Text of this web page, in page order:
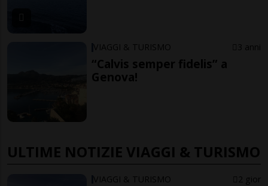
VIAGGI & TURISMO 3 anni
“Calvis semper fidelis” a
Genova!
ULTIME NOTIZIE VIAGGI & TURISMO
VIAGGI & TURISMO 2 gior